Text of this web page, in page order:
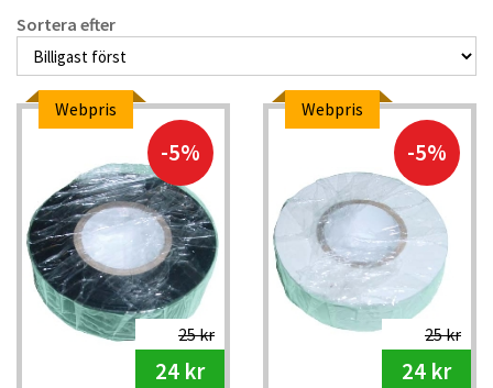
Sortera efter
Webpris
-5%
25 kr
24 kr
Webpris
-5%
25 kr
24 kr